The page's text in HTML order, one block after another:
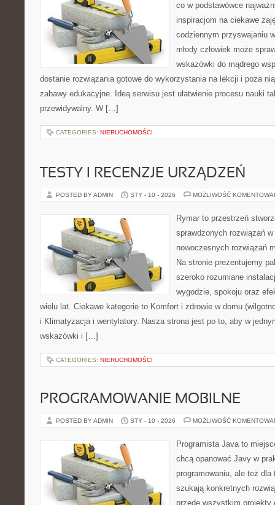
co w podstawówce
inspiracjom na ciekawe
codziennym przyswajaniu
młody człowiek może
wskazówki do mądrego
dostanie rozwiązania gotowe do wykorzystania na lekcji i poza
zabawy edukacyjne. Ideą serwisu jest ułatwienie procesu nauki
przewidywalny. W […]
CATEGORIES: NIERUCHOMOŚCI
TESTY I RECENZJE URZĄDZEŃ
POSTED BY ADMIN STY - 10 - 2026 MOŻLIWOŚĆ
Rymar to przestrzeń
sprawdzonych rozwiązań
nowoczesnych rozwiązań
Na stronie prezentujemy
szeroko rozumiane
wygodzie, spokoju oraz
wielu lat. Ciekawe kategorie to Komfort i zdrowie w domu
i Klimatyzacja i wentylatory. Nasza strona jest po to, aby w
wskazówki i […]
CATEGORIES: NIERUCHOMOŚCI
PROGRAMOWANIE MOBILNE
POSTED BY ADMIN STY - 10 - 2026 MOŻLIWOŚĆ
Programista Java to
chcą opanować Javy w
programowaniu, ale też
szukają konkretnych
przede wszystkim projekty